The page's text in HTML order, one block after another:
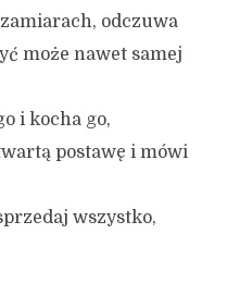
odczuwa
może nawet samej
i kocha go,
postawę i mówi
wszystko,